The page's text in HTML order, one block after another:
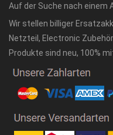
Auf der Suche nach einem
Wir stellen billiger
Netzteil, Electronic
Produkte sind neu, 100%